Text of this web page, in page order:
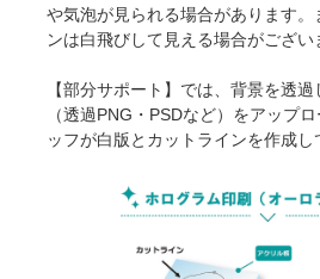
や気泡が見られる場合があります。
ンは白飛びして見える場合がござい
【部分サポート】では、背景を透
（透過PNG・PSDなど）をアップ
ッフが白版とカットラインを作成し